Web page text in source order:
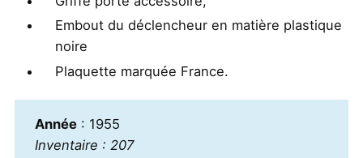
Embout du déclencheur en matière plastique
noire
Plaquette marquée France.
Année: 1955
Inventaire : 207